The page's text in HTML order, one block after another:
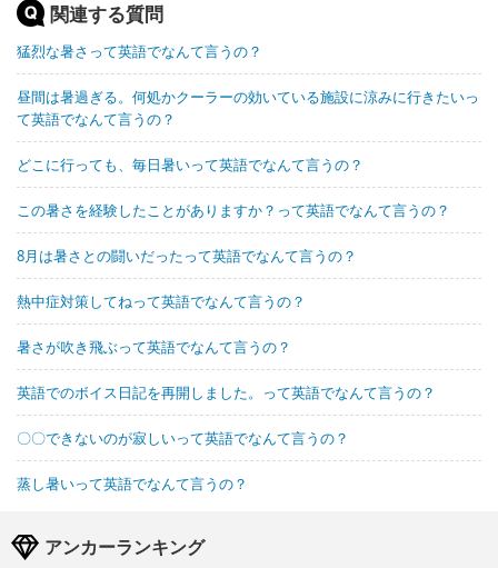
関連する質問
猛烈な暑さって英語でなんて言うの？
昼間は暑過ぎる。何処かクーラーの効いている施設に涼みに行きたいっ
て英語でなんて言うの？
どこに行っても、毎日暑いって英語でなんて言うの？
この暑さを経験したことがありますか？って英語でなんて言うの？
8月は暑さとの闘いだったって英語でなんて言うの？
熱中症対策してねって英語でなんて言うの？
暑さが吹き飛ぶって英語でなんて言うの？
英語でのボイス日記を再開しました。って英語でなんて言うの？
〇〇できないのが寂しいって英語でなんて言うの？
蒸し暑いって英語でなんて言うの？
アンカーランキング